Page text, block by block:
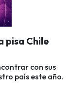
pisa Chile
con sus
país este año.